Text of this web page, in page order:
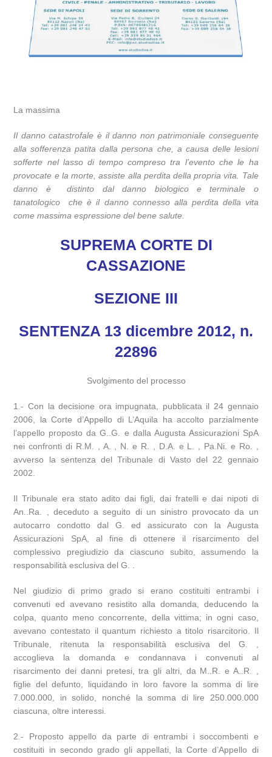
La massima
Il danno catastrofale è il danno non patrimoniale conseguente
alla sofferenza patita dalla persona che, a causa delle lesioni
sofferte nel lasso di tempo compreso tra l’evento che le ha
provocate e la morte, assiste alla perdita della propria vita. Tale
danno è distinto dal danno biologico e terminale o
tanatologico che è il danno connesso alla perdita della vita
come massima espressione del bene salute.
SUPREMA CORTE DI
CASSAZIONE
SEZIONE III
SENTENZA 13 dicembre 2012, n.
22896
Svolgimento del processo
1.- Con la decisione ora impugnata, pubblicata il 24 gennaio
2006, la Corte d’Appello di L’Aquila ha accolto parzialmente
l’appello proposto da G..G. e dalla Augusta Assicurazioni SpA
nei confronti di R.M. , A. , N. e R. , D.A. e L. , Pa.Ni. e Ro. ,
avverso la sentenza del Tribunale di Vasto del 22 gennaio
2002.
Il Tribunale era stato adito dai figli, dai fratelli e dai nipoti di
An..Ra. , deceduto a seguito di un sinistro provocato da un
autocarro condotto dal G. ed assicurato con la Augusta
Assicurazioni SpA, al fine di ottenere il risarcimento del
complessivo pregiudizio da ciascuno subito, assumendo la
responsabilità esclusiva del G. .
Nel giudizio di primo grado si erano costituiti entrambi i
convenuti ed avevano resistito alla domanda, deducendo la
colpa, quanto meno concorrente, della vittima; in ogni caso,
avevano contestato il quantum richiesto a titolo risarcitorio. Il
Tribunale, ritenuta la responsabilità esclusiva del G. ,
accoglieva la domanda e condannava i convenuti al
risarcimento dei danni pretesi, tra gli altri, da M..R. e A..R. ,
figlie del defunto, liquidando in loro favore la somma di lire
7.000.000, in solido, nonché la somma di lire 250.000.000
ciascuna, oltre interessi.
2.- Proposto appello da parte di entrambi i soccombenti e
costituiti in secondo grado gli appellati, la Corte d’Appello di